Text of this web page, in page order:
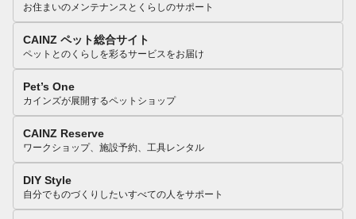
お住まいのメンテナンスとくらしのサポート
CAINZ ペット総合サイト
ペットとのくらしを彩るサービスをお届け
Pet’s One
カインズが展開するペットショップ
CAINZ Reserve
ワークショップ、施設予約、工具レンタル
DIY Style
自分でものづくりしたいすべての人をサポート